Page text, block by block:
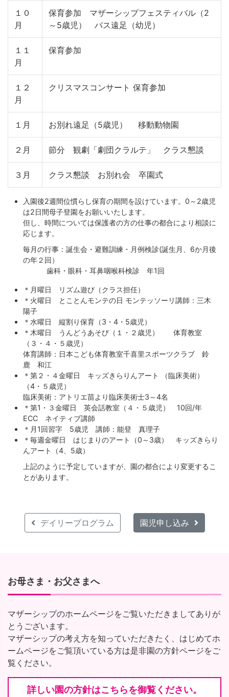
１０
月
保育参加 マザーシップフェスティバル（2
～5歳児） バス遠足（幼児）
１１
月
保育参加
１２
月
クリスマスコンサート 保育参加
１月 お別れ遠足（5歳児） 移動動物園
２月 節分 観劇「劇団クラルテ」 クラス懇談
３月 クラス懇談 お別れ会 卒園式
入園後2週間位慣らし保育の期間を設けています。0～2歳児
は2日間母子登園をお願いいたします。
但し、時間については保護者の方の仕事の都合により相談に
応じます。
毎月の行事：誕生会・避難訓練・月例検診(誕生月、6か月後
の年２回）
歯科・眼科・耳鼻咽喉科検診 年1回
＊月曜日 リズム遊び（クラス担任）
＊火曜日 とことんモンテの日 モンテッソーリ講師：三木
陽子
＊水曜日 縦割り保育（3・4・5歳児）
＊木曜日 うんどうあそび（１・２歳児） 体育教室
（３・４・５歳児）
体育講師：日本こども体育教室千喜里スポーツクラブ 鈴
鹿 和江
＊第２・４金曜日 キッズきらりんアート （臨床美術）
（4・５歳児）
臨床美術：アトリエ苗より臨床美術士3～4名
＊第1・３金曜日 英会話教室（４・５歳児） 10回/年
ECC ネイティブ講師
＊月1回習字 5歳児 講師：能登 真理子
＊毎週金曜日 はじまりのアート（0～3歳） キッズきらり
んアート（4、5歳）
上記のように予定していますが、園の都合により変更するこ
とがあります。
デイリープログラム 園児申し込み
お母さま・お父さまへ
マザーシップのホームページをご覧いただきましてありが
とうございます。
マザーシップの考え方を知っていただきたく、はじめてホ
ームページをご覧頂いている方は是非園の方針ページをご
覧ください。
詳しい園の方針はこちらを御覧ください。